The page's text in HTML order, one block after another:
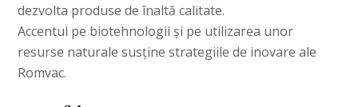
dezvolta produse de înaltă calitate.
Accentul pe biotehnologii și pe utilizarea unor
resurse naturale susține strategiile de inovare ale
Romvac.